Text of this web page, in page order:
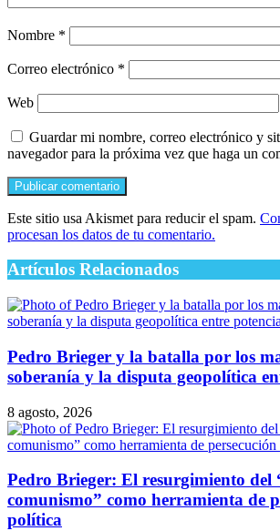
Nombre *
Correo electrónico *
Web
Guardar mi nombre, correo electrónico y
navegador para la próxima vez que haga un
Este sitio usa Akismet para reducir el spam.
procesan los datos de tu comentario.
Artículos Relacionados
Pedro Brieger y la batalla por los
soberanía y la disputa geopolítica
8 agosto, 2026
Pedro Brieger: El resurgimiento del
comunismo” como herramienta de
política